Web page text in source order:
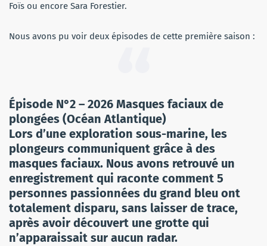
Foïs ou encore Sara Forestier.
Nous avons pu voir deux épisodes de cette première saison :
Épisode N°2 – 2026 Masques faciaux de
plongées (Océan Atlantique)
Lors d’une exploration sous-marine, les
plongeurs communiquent grâce à des
masques faciaux. Nous avons retrouvé un
enregistrement qui raconte comment 5
personnes passionnées du grand bleu ont
totalement disparu, sans laisser de trace,
après avoir découvert une grotte qui
n’apparaissait sur aucun radar.